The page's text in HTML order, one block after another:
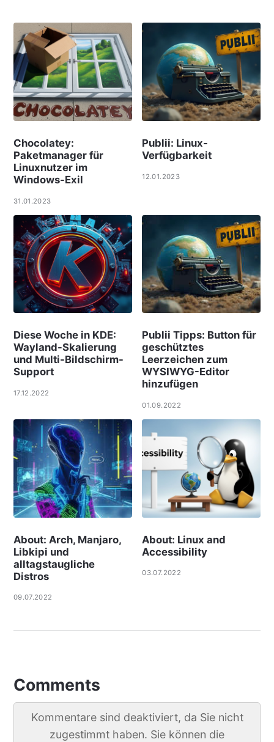
Chocolatey:
Paketmanager für
Linuxnutzer im
Windows-Exil
31.01.2023
Publii: Linux-
Verfügbarkeit
12.01.2023
Diese Woche in KDE:
Wayland-Skalierung
und Multi-Bildschirm-
Support
17.12.2022
Publii Tipps: Button für
geschütztes
Leerzeichen zum
WYSIWYG-Editor
hinzufügen
01.09.2022
About: Arch, Manjaro,
Libkipi und
alltagstaugliche
Distros
09.07.2022
About: Linux and
Accessibility
03.07.2022
Comments
Kommentare sind deaktiviert, da Sie nicht
zugestimmt haben. Sie können die